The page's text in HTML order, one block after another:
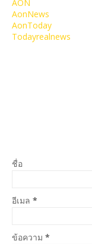
AON
AonNews
AonToday
Todayrealnews
ชื่อ
อีเมล *
ข้อความ *